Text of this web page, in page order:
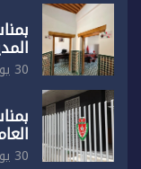
ضيق”
30 يوليو، 2026
30 يوليو، 2026